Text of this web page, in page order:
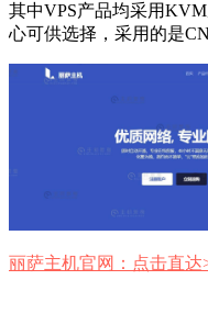
其中VPS产品均采用
心可供选择，采用的是
丽萨主机官网：点击直达